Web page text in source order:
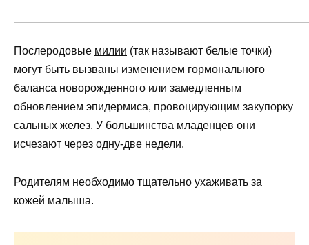
Послеродовые милии (так называют белые точки)
могут быть вызваны изменением гормонального
баланса новорожденного или замедленным
обновлением эпидермиса, провоцирующим закупорку
сальных желез. У большинства младенцев они
исчезают через одну-две недели.
Родителям необходимо тщательно ухаживать за
кожей малыша.